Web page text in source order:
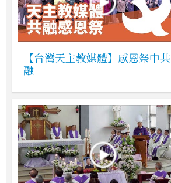
【台灣天主教媒體】感恩祭中共
融